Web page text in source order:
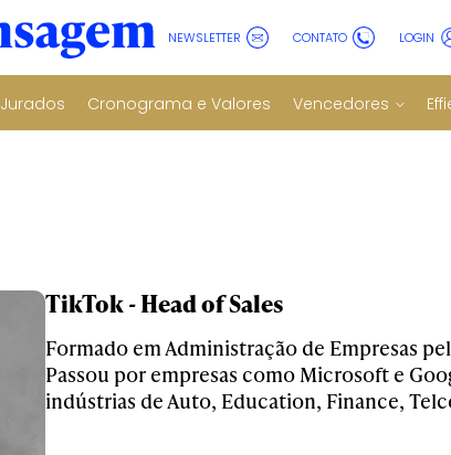
NEWSLETTER CONTATO LOGIN
Jurados Cronograma e Valores Vencedores
TikTok - Head of Sales
Formado em Administração de Empresas
Passou por empresas como Microsoft e
indústrias de Auto, Education, Finance,